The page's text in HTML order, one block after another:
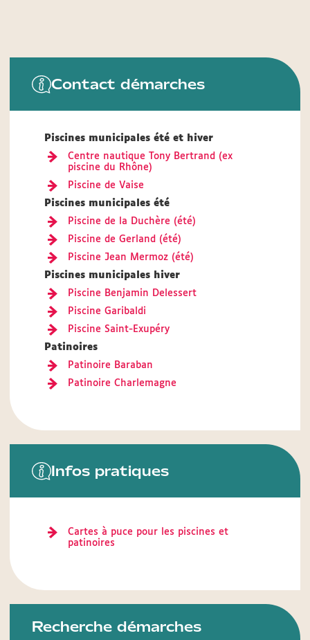
Contact démarches
Piscines municipales été et hiver
Centre nautique Tony Bertrand (ex
piscine du Rhône)
Piscine de Vaise
Piscines municipales été
Piscine de la Duchère (été)
Piscine de Gerland (été)
Piscine Jean Mermoz (été)
Piscines municipales hiver
Piscine Benjamin Delessert
Piscine Garibaldi
Piscine Saint-Exupéry
Patinoires
Patinoire Baraban
Patinoire Charlemagne
Infos pratiques
Cartes à puce pour les piscines et
patinoires
Recherche démarches